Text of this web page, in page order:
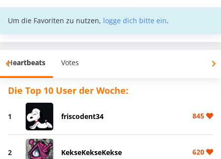
Um die Favoriten zu nutzen, logge dich bitte ein.
Heartbeats Votes
Die Top 10 User der Woche:
1 friscodent34 845
2 KekseKekseKekse 620